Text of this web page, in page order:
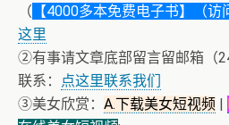
（ 【4000多本免费电子书】（访
这里
②有事请文章底部留言留邮箱（
联系：
点这里联系我们
③美女欣赏： A.下载美女短视频 |